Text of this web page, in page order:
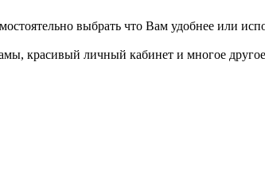
выбрать что Вам удобнее или
красивый личный кабинет и многое